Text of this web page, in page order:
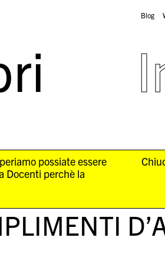
Blog
possiate essere
Docenti perchè la